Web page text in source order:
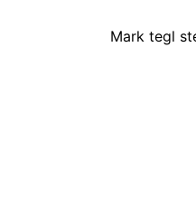
Mark tegl